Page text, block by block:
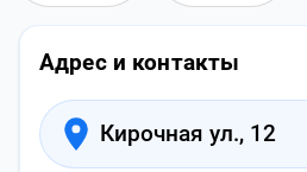
Адрес и контакты
Кирочная ул., 12